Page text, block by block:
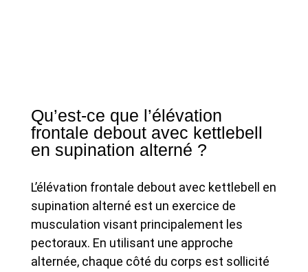
Qu’est-ce que l’élévation
frontale debout avec kettlebell
en supination alterné ?
L’élévation frontale debout avec kettlebell en
supination alterné est un exercice de
musculation visant principalement les
pectoraux. En utilisant une approche
alternée, chaque côté du corps est sollicité